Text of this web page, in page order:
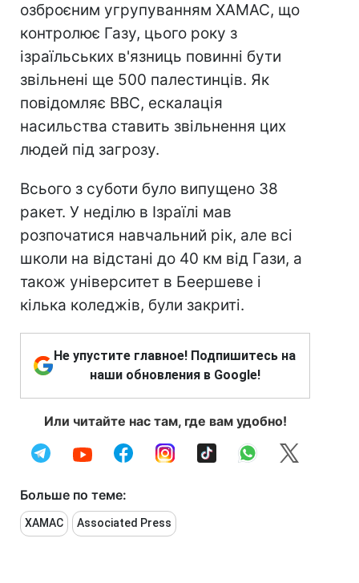
озброєним угрупуванням ХАМАС, що
контролює Газу, цього року з
ізраїльських в'язниць повинні бути
звільнені ще 500 палестинців. Як
повідомляє ВВС, ескалація
насильства ставить звільнення цих
людей під загрозу.
Всього з суботи було випущено 38
ракет. У неділю в Ізраїлі мав
розпочатися навчальний рік, але всі
школи на відстані до 40 км від Гази, а
також університет в Беершеве і
кілька коледжів, були закриті.
Не упустите главное! Подпишитесь на
наши обновления в Google!
Или читайте нас там, где вам удобно!
Больше по теме:
ХАМАС Associated Press